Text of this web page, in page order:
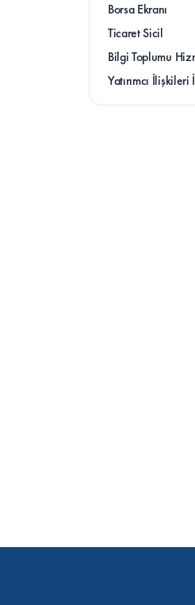
Borsa Ekranı
Ticaret Sicil
Bilgi Toplumu
Yatırımcı